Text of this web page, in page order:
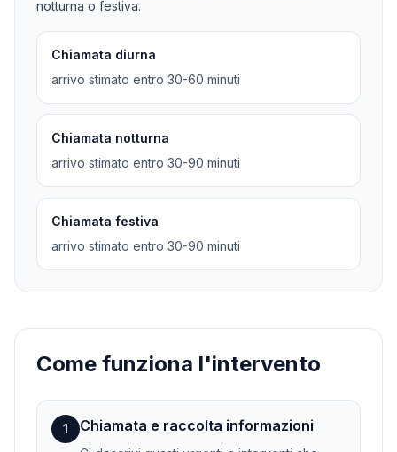
notturna o festiva.
Chiamata diurna
arrivo stimato entro 30-60 minuti
Chiamata notturna
arrivo stimato entro 30-90 minuti
Chiamata festiva
arrivo stimato entro 30-90 minuti
Come funziona l'intervento
1 Chiamata e raccolta informazioni